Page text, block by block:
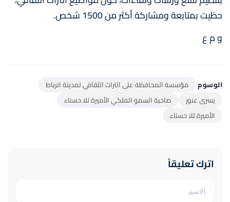
حظيت بمتابعة ومشاركة أكثر من 1500 شخص.
و م ع
الوسوم
مؤسسة المحافظة على التراث الثقافي لمدينة الرباط
يسرى عنور
صاحبة السمو الملكي الأميرة للا حسناء
الأميرة للا حسناء
اترك تعليقاً